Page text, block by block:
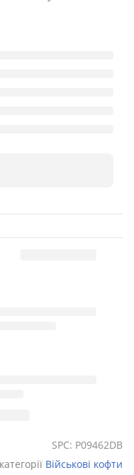
SPC: P09462DB
Військові кофти